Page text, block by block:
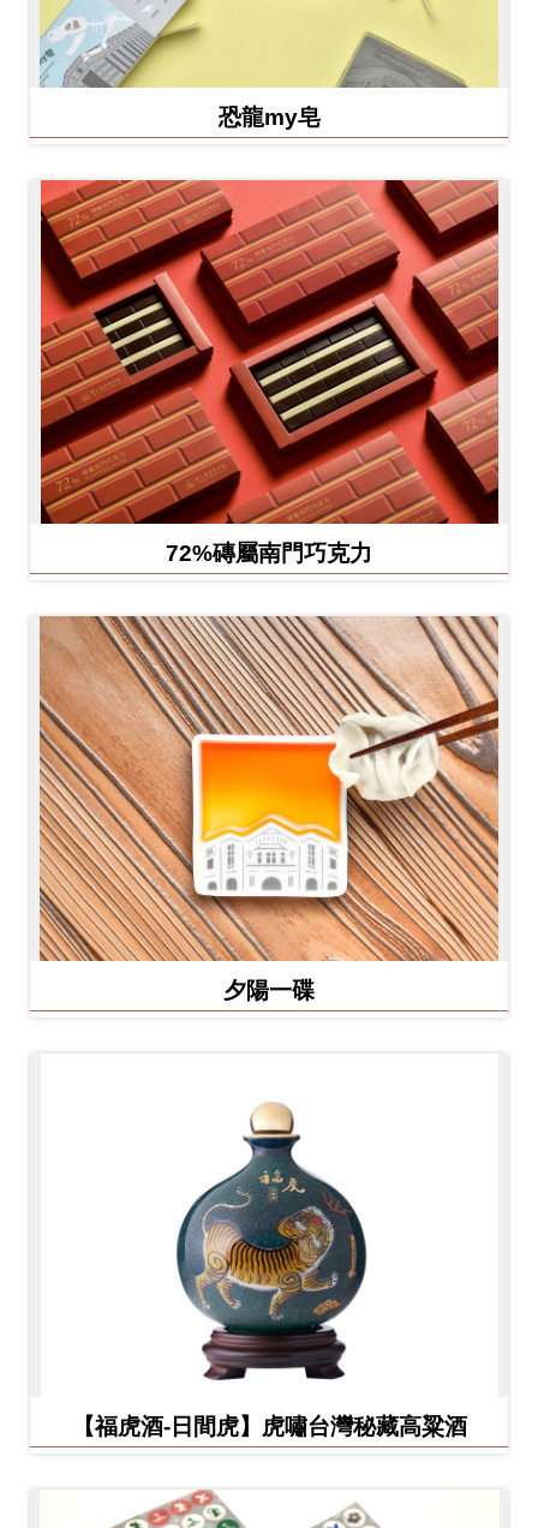
恐龍my皂
72%磚屬南門巧克力
夕陽一碟
【福虎酒-日間虎】虎嘯台灣秘藏高粱酒